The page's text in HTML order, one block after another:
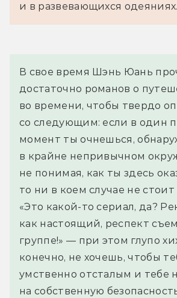
и в развевающихся одеяниях.
В свое время Шэнь Юань
достаточно романов о
во времени, чтобы твердо
со следующим: если в один
момент ты очнешься,
в крайне непривычном
не понимая, как ты здесь
то ни в коем случае не
«Это какой-то сериал, да?
как настоящий, респект
группе!» — при этом глупо
конечно, не хочешь, чтобы
умственно отсталым и тебе
на собственную